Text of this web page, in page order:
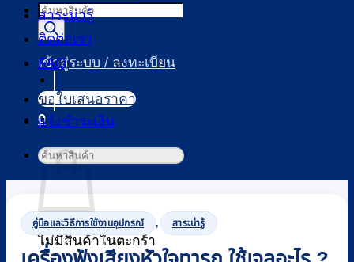
Products
search
เข้าสู่ระบบ / ลงทะเบียน
0
ไม่มีสินค้าในตะกร้า
สาระน่ารู้
ติดต่อเรา
FAQ
ขอใบเสนอราคา
แจ้งชำระเงิน
ค้นหา:
คู่มือและวิธีการใช้งานอุปกรณ์ , สาระน่ารู้